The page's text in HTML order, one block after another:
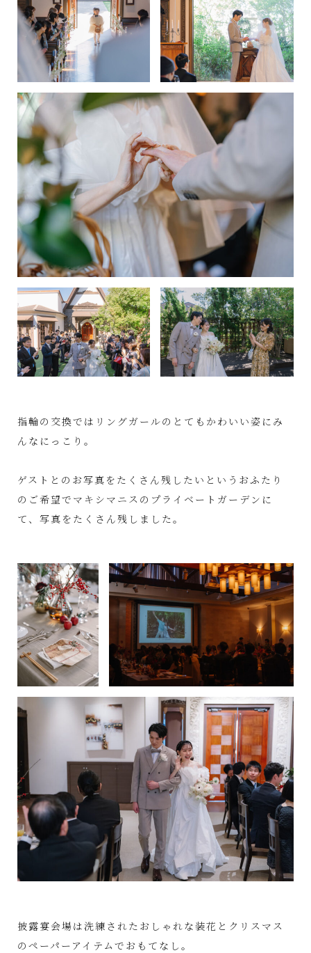
指輪の交換ではリングガールのとてもかわいい姿にみ
んなにっこり。
ゲストとのお写真をたくさん残したいというおふたり
のご希望でマキシマニスのプライベートガーデンに
て、写真をたくさん残しました。
披露宴会場は洗練されたおしゃれな装花とクリスマス
のペーパーアイテムでおもてなし。